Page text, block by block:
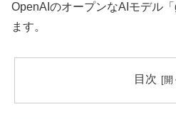
OpenAIのオープンなAIモデル
ます。
目次